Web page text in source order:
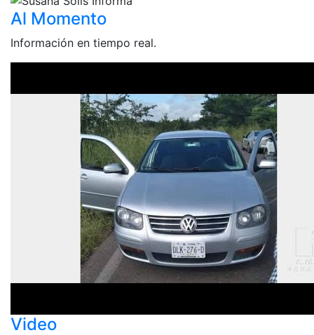
Al Momento
Información en tiempo real.
Video